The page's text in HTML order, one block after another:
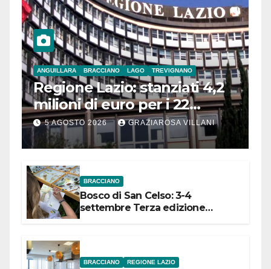
ANGUILLARA BRACCIANO LAGO TREVIGNANO
Regione Lazio: stanziati 4,2
milioni di euro per i 22
Comuni dell’Etruria
Meridionale
5 AGOSTO 2026 GRAZIAROSA VILLANI
BRACCIANO
Bosco di San Celso: 3-4
settembre Terza edizione
BRACCIANO REGIONE LAZIO